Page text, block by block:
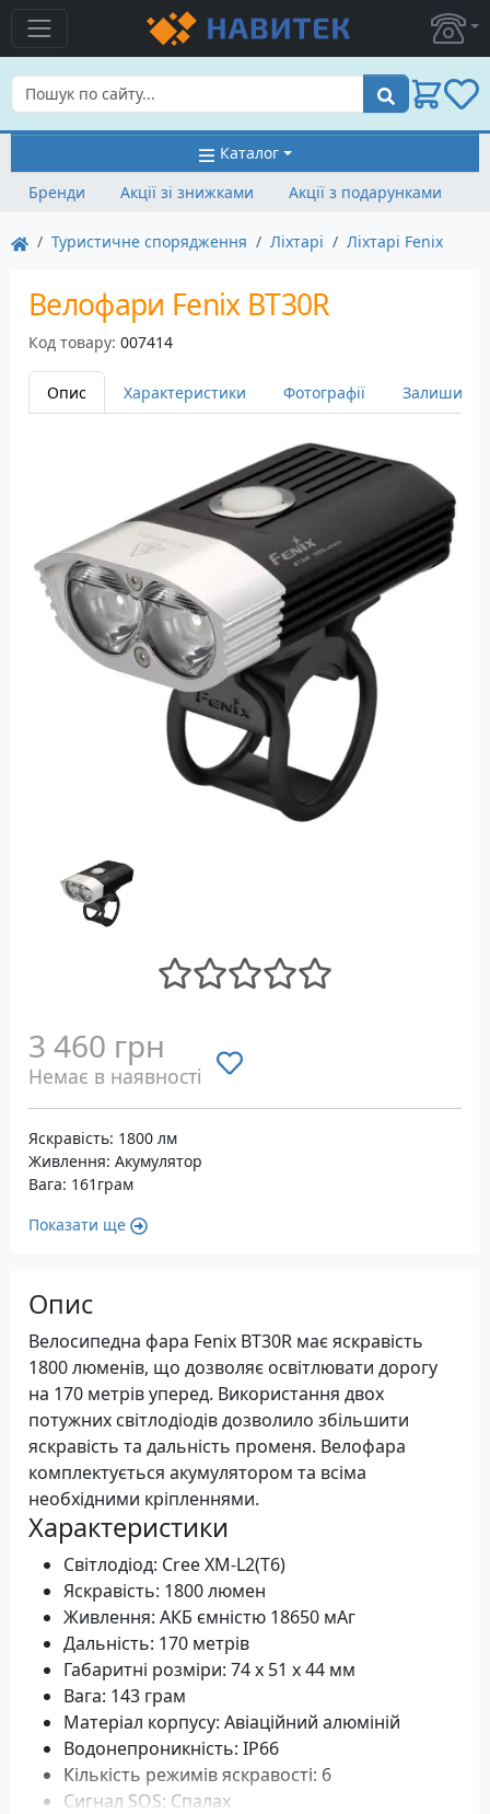
Пошук
Каталог
Бренди
Акції зі знижками Акції з подарунками
Туристичне спорядження Ліхтарі Ліхтарі Fenix
Велофари Fenix BT30R
Код товару: 007414
Опис Характеристики Фотографії Залишити
3 460 грн
Немає в наявності
Яскравість: 1800 лм
Живлення: Акумулятор
Вага: 161грам
Показати ще
Опис
Велосипедна фара Fenix BT30R має яскравість
1800 люменів, що дозволяє освітлювати дорогу
на 170 метрів уперед. Використання двох
потужних світлодіодів дозволило збільшити
яскравість та дальність променя. Велофара
комплектується акумулятором та всіма
необхідними кріпленнями.
Характеристики
Світлодіод: Cree XM-L2(T6)
Яскравість: 1800 люмен
Живлення: АКБ ємністю 18650 мАг
Дальність: 170 метрів
Габаритні розміри: 74 х 51 х 44 мм
Вага: 143 грам
Матеріал корпусу: Авіаційний алюміній
Водонепроникність: IP66
Кількість режимів яскравості: 6
Сигнал SOS: Спалах